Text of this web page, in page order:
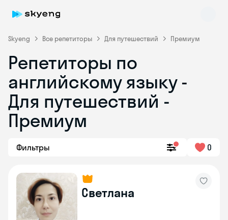
Skyeng Все репетиторы Для путешествий Премиум
Репетиторы по
английскому языку -
Для путешествий -
Премиум
Фильтры 0
Светлана
Skyeng Chat